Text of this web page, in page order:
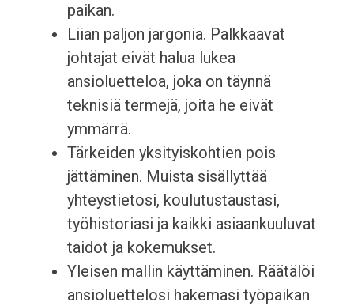
paikan.
Liian paljon jargonia. Palkkaavat
johtajat eivät halua lukea
ansioluetteloa, joka on täynnä
teknisiä termejä, joita he eivät
ymmärrä.
Tärkeiden yksityiskohtien pois
jättäminen. Muista sisällyttää
yhteystietosi, koulutustaustasi,
työhistoriasi ja kaikki asiaankuuluvat
taidot ja kokemukset.
Yleisen mallin käyttäminen. Räätälöi
ansioluettelosi hakemasi työpaikan